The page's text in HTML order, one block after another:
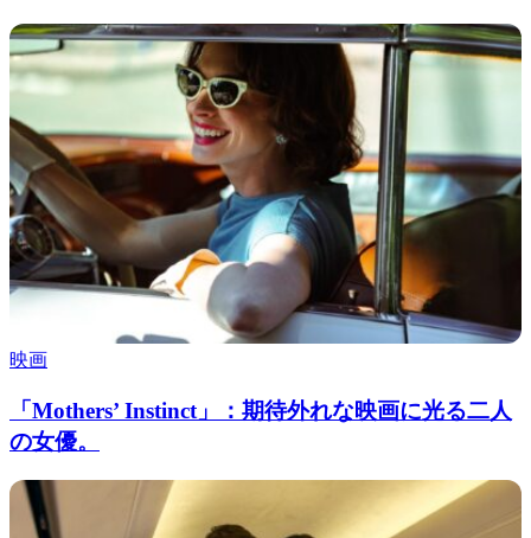
映画
「Mothers’ Instinct」：期待外れな映画に光る二人
の女優。